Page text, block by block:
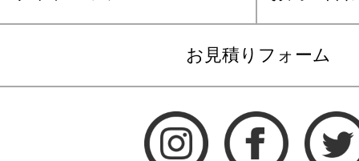
お見積りフォーム